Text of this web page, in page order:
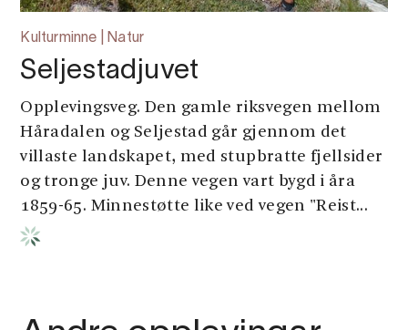
Kulturminne | Natur
Seljestadjuvet
Opplevingsveg. Den gamle riksvegen mellom
Håradalen og Seljestad går gjennom det
villaste landskapet, med stupbratte fjellsider
og tronge juv. Denne vegen vart bygd i åra
1859-65. Minnestøtte like ved vegen "Reist...